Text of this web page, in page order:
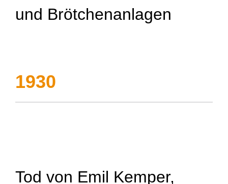
und Brötchenanlagen
1930
Tod von Emil Kemper,